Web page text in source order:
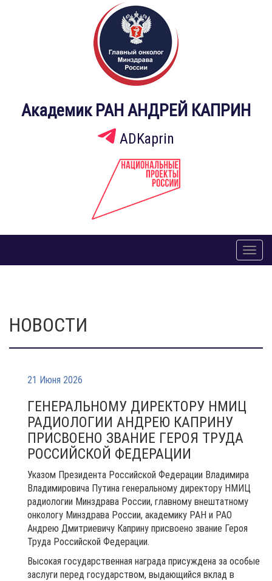
Академик РАН АНДРЕЙ КАПРИН
ADKaprin
НОВОСТИ
21 Июня 2026
ГЕНЕРАЛЬНОМУ ДИРЕКТОРУ НМИЦ
РАДИОЛОГИИ АНДРЕЮ КАПРИНУ
ПРИСВОЕНО ЗВАНИЕ ГЕРОЯ ТРУДА
РОССИЙСКОЙ ФЕДЕРАЦИИ
Указом Президента Российской Федерации Владимира
Владимировича Путина генеральному директору НМИЦ
радиологии Минздрава России, главному внештатному
онкологу Минздрава России, академику РАН и РАО
Андрею Дмитриевичу Каприну присвоено звание Героя
Труда Российской Федерации.
Высокая государственная награда присуждена за особые
заслуги перед государством, выдающийся вклад в